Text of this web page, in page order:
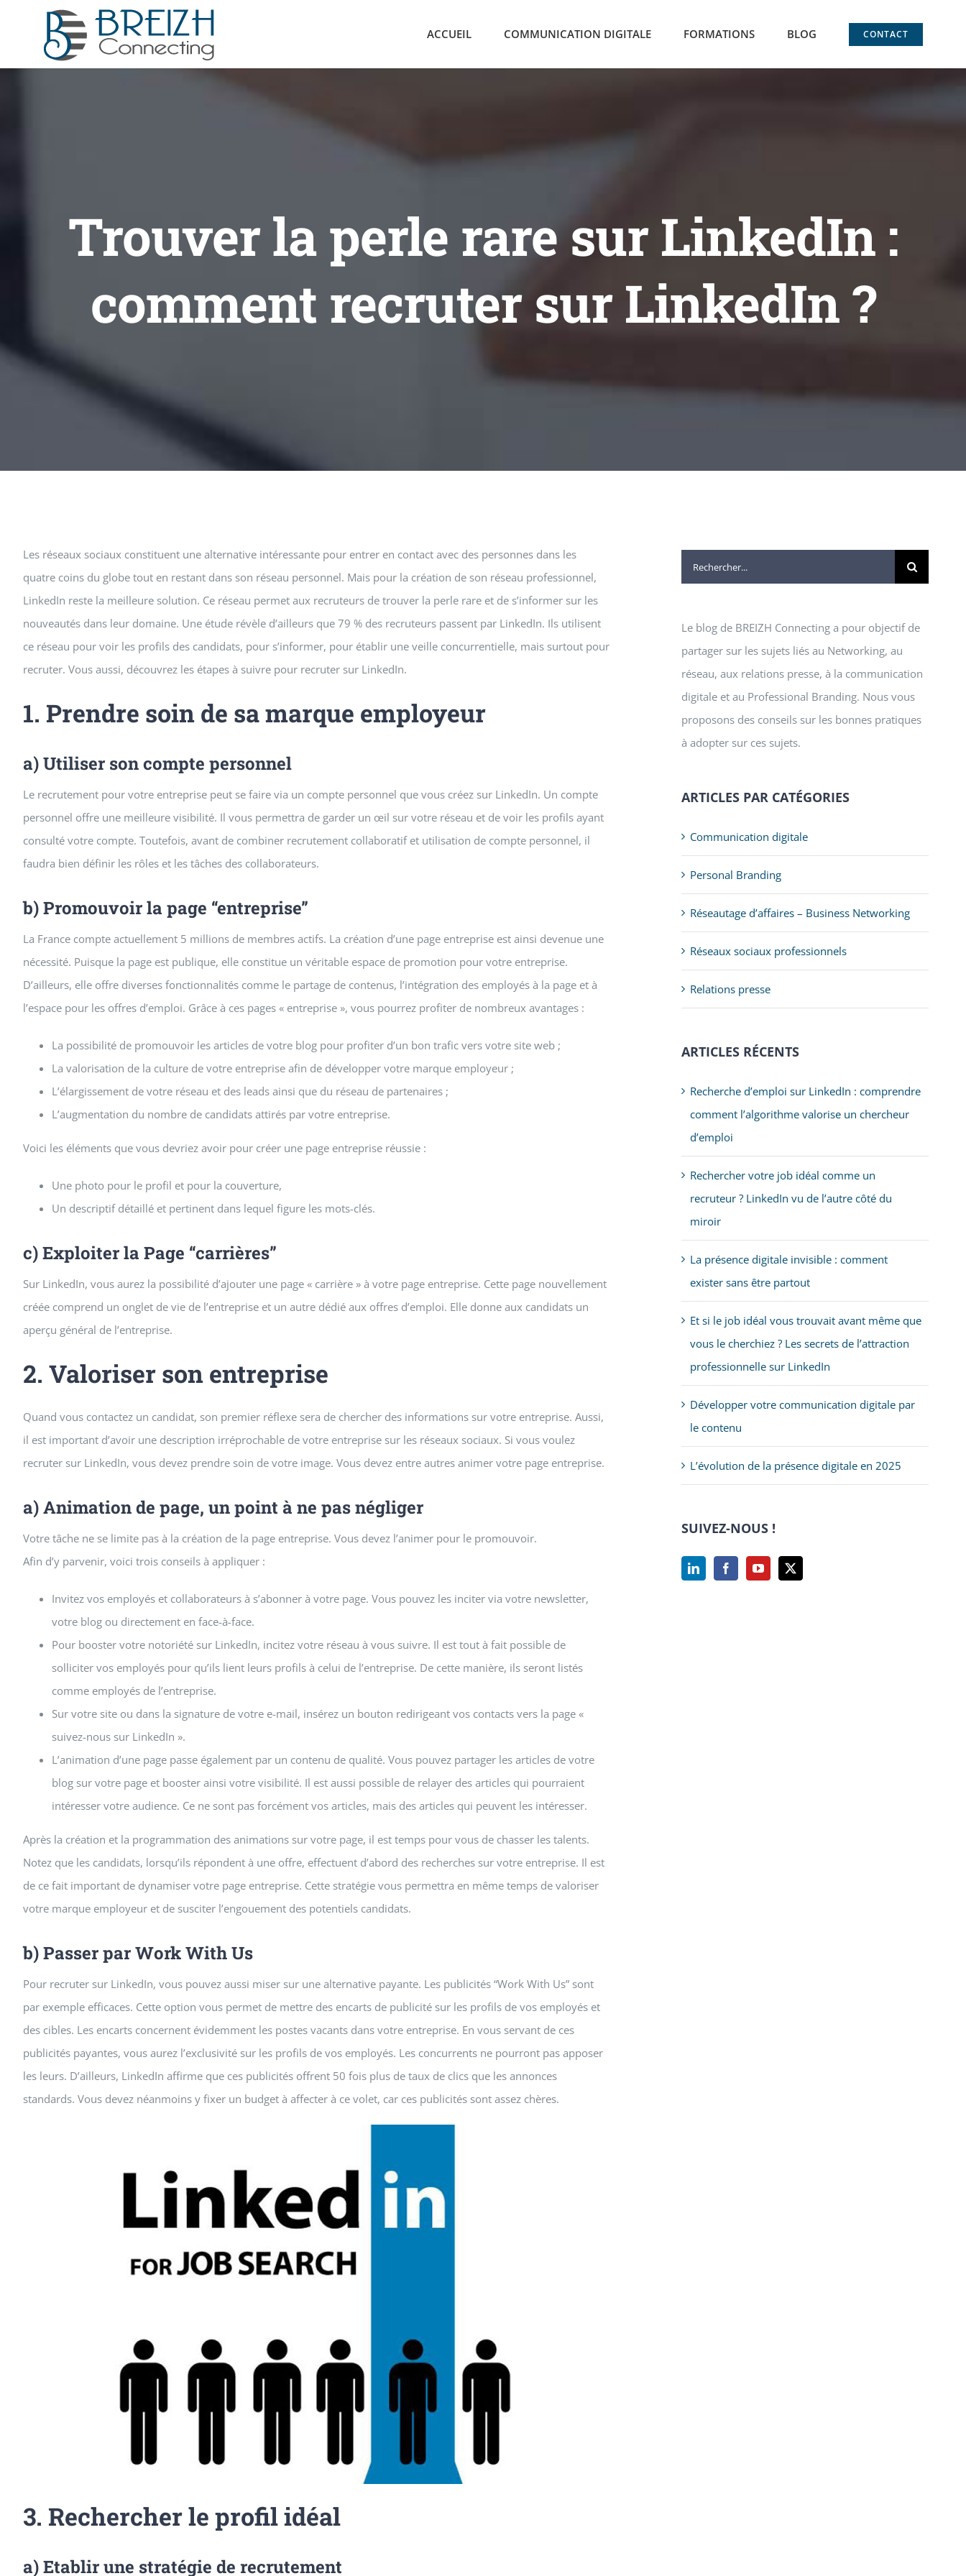
ACCUEIL COMMUNICATION DIGITALE FORMATIONS BLOG CONTACT
Trouver la perle rare sur LinkedIn :
comment recruter sur LinkedIn ?
Les réseaux sociaux constituent une alternative intéressante pour entrer en contact avec des personnes dans les
quatre coins du globe tout en restant dans son réseau personnel. Mais pour la création de son réseau professionnel,
LinkedIn reste la meilleure solution. Ce réseau permet aux recruteurs de trouver la perle rare et de s’informer sur les
nouveautés dans leur domaine. Une étude révèle d’ailleurs que 79 % des recruteurs passent par LinkedIn. Ils utilisent
ce réseau pour voir les profils des candidats, pour s’informer, pour établir une veille concurrentielle, mais surtout pour
recruter. Vous aussi, découvrez les étapes à suivre pour recruter sur LinkedIn.
1. Prendre soin de sa marque employeur
a) Utiliser son compte personnel
Le recrutement pour votre entreprise peut se faire via un compte personnel que vous créez sur LinkedIn. Un compte
personnel offre une meilleure visibilité. Il vous permettra de garder un œil sur votre réseau et de voir les profils ayant
consulté votre compte. Toutefois, avant de combiner recrutement collaboratif et utilisation de compte personnel, il
faudra bien définir les rôles et les tâches des collaborateurs.
b) Promouvoir la page “entreprise”
La France compte actuellement 5 millions de membres actifs. La création d’une page entreprise est ainsi devenue une
nécessité. Puisque la page est publique, elle constitue un véritable espace de promotion pour votre entreprise.
D’ailleurs, elle offre diverses fonctionnalités comme le partage de contenus, l’intégration des employés à la page et à
l’espace pour les offres d’emploi. Grâce à ces pages « entreprise », vous pourrez profiter de nombreux avantages :
La possibilité de promouvoir les articles de votre blog pour profiter d’un bon trafic vers votre site web ;
La valorisation de la culture de votre entreprise afin de développer votre marque employeur ;
L’élargissement de votre réseau et des leads ainsi que du réseau de partenaires ;
L’augmentation du nombre de candidats attirés par votre entreprise.
Voici les éléments que vous devriez avoir pour créer une page entreprise réussie :
Une photo pour le profil et pour la couverture,
Un descriptif détaillé et pertinent dans lequel figure les mots-clés.
c) Exploiter la Page “carrières”
Sur LinkedIn, vous aurez la possibilité d’ajouter une page « carrière » à votre page entreprise. Cette page nouvellement
créée comprend un onglet de vie de l’entreprise et un autre dédié aux offres d’emploi. Elle donne aux candidats un
aperçu général de l’entreprise.
2. Valoriser son entreprise
Quand vous contactez un candidat, son premier réflexe sera de chercher des informations sur votre entreprise. Aussi,
il est important d’avoir une description irréprochable de votre entreprise sur les réseaux sociaux. Si vous voulez
recruter sur LinkedIn, vous devez prendre soin de votre image. Vous devez entre autres animer votre page entreprise.
a) Animation de page, un point à ne pas négliger
Votre tâche ne se limite pas à la création de la page entreprise. Vous devez l’animer pour le promouvoir.
Afin d’y parvenir, voici trois conseils à appliquer :
Invitez vos employés et collaborateurs à s’abonner à votre page. Vous pouvez les inciter via votre newsletter,
votre blog ou directement en face-à-face.
Pour booster votre notoriété sur LinkedIn, incitez votre réseau à vous suivre. Il est tout à fait possible de
solliciter vos employés pour qu’ils lient leurs profils à celui de l’entreprise. De cette manière, ils seront listés
comme employés de l’entreprise.
Sur votre site ou dans la signature de votre e-mail, insérez un bouton redirigeant vos contacts vers la page «
suivez-nous sur LinkedIn ».
L’animation d’une page passe également par un contenu de qualité. Vous pouvez partager les articles de votre
blog sur votre page et booster ainsi votre visibilité. Il est aussi possible de relayer des articles qui pourraient
intéresser votre audience. Ce ne sont pas forcément vos articles, mais des articles qui peuvent les intéresser.
Après la création et la programmation des animations sur votre page, il est temps pour vous de chasser les talents.
Notez que les candidats, lorsqu’ils répondent à une offre, effectuent d’abord des recherches sur votre entreprise. Il est
de ce fait important de dynamiser votre page entreprise. Cette stratégie vous permettra en même temps de valoriser
votre marque employeur et de susciter l’engouement des potentiels candidats.
b) Passer par Work With Us
Pour recruter sur LinkedIn, vous pouvez aussi miser sur une alternative payante. Les publicités “Work With Us” sont
par exemple efficaces. Cette option vous permet de mettre des encarts de publicité sur les profils de vos employés et
des cibles. Les encarts concernent évidemment les postes vacants dans votre entreprise. En vous servant de ces
publicités payantes, vous aurez l’exclusivité sur les profils de vos employés. Les concurrents ne pourront pas apposer
les leurs. D’ailleurs, LinkedIn affirme que ces publicités offrent 50 fois plus de taux de clics que les annonces
standards. Vous devez néanmoins y fixer un budget à affecter à ce volet, car ces publicités sont assez chères.
3. Rechercher le profil idéal
a) Etablir une stratégie de recrutement
Rechercher:
Le blog de BREIZH Connecting a pour objectif de
partager sur les sujets liés au Networking, au
réseau, aux relations presse, à la communication
digitale et au Professional Branding. Nous vous
proposons des conseils sur les bonnes pratiques
à adopter sur ces sujets.
ARTICLES PAR CATÉGORIES
Communication digitale
Personal Branding
Réseautage d’affaires – Business Networking
Réseaux sociaux professionnels
Relations presse
ARTICLES RÉCENTS
Recherche d’emploi sur LinkedIn : comprendre
comment l’algorithme valorise un chercheur
d’emploi
Rechercher votre job idéal comme un
recruteur ? LinkedIn vu de l’autre côté du
miroir
La présence digitale invisible : comment
exister sans être partout
Et si le job idéal vous trouvait avant même que
vous le cherchiez ? Les secrets de l’attraction
professionnelle sur LinkedIn
Développer votre communication digitale par
le contenu
L’évolution de la présence digitale en 2025
SUIVEZ-NOUS !